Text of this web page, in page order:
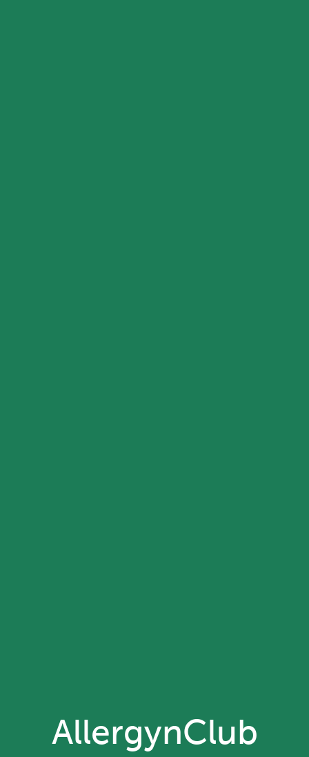
AllergynClub